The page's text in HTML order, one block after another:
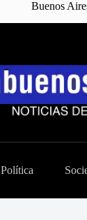
Buenos
Política